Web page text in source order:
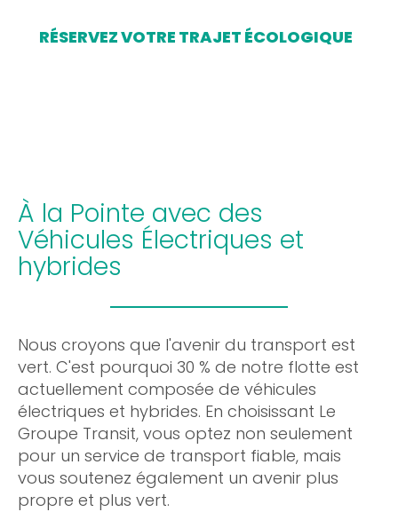
RÉSERVEZ VOTRE TRAJET ÉCOLOGIQUE
À la Pointe avec des
Véhicules Électriques et
hybrides
Nous croyons que l'avenir du transport est
vert. C'est pourquoi 30 % de notre flotte est
actuellement composée de véhicules
électriques et hybrides. En choisissant Le
Groupe Transit, vous optez non seulement
pour un service de transport fiable, mais
vous soutenez également un avenir plus
propre et plus vert.